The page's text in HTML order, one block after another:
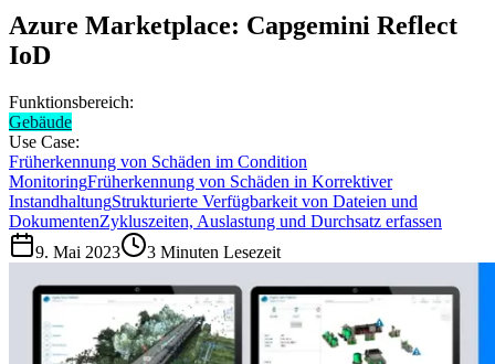
Azure Marketplace: Capgemini Reflect
IoD
Funktionsbereich:
Gebäude
Use Case:
Früherkennung von Schäden im Condition
MonitoringFrüherkennung von Schäden in Korrektiver
InstandhaltungStrukturierte Verfügbarkeit von Dateien und
DokumentenZykluszeiten, Auslastung und Durchsatz erfassen
9. Mai 2023
3 Minuten Lesezeit